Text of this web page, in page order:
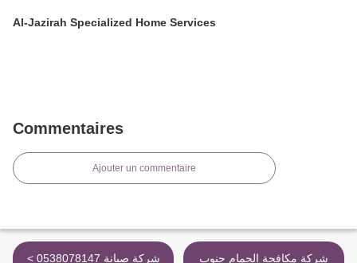
Al-Jazirah Specialized Home Services
Commentaires
Ajouter un commentaire
< 0538078147 شركة صيانة شركة مكافحة الحمام جنوب